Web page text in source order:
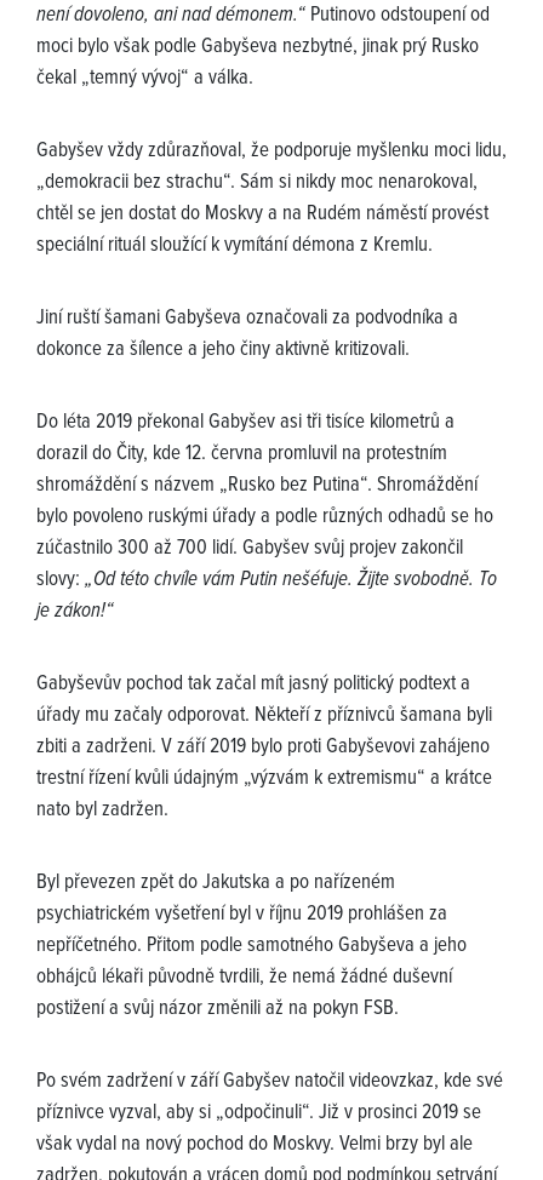
není dovoleno, ani nad démonem.“ Putinovo odstoupení od
moci bylo však podle Gabyševa nezbytné, jinak prý Rusko
čekal „temný vývoj“ a válka.
Gabyšev vždy zdůrazňoval, že podporuje myšlenku moci lidu,
„demokracii bez strachu“. Sám si nikdy moc nenarokoval,
chtěl se jen dostat do Moskvy a na Rudém náměstí provést
speciální rituál sloužící k vymítání démona z Kremlu.
Jiní ruští šamani Gabyševa označovali za podvodníka a
dokonce za šílence a jeho činy aktivně kritizovali.
Do léta 2019 překonal Gabyšev asi tři tisíce kilometrů a
dorazil do Čity, kde 12. června promluvil na protestním
shromáždění s názvem „Rusko bez Putina“. Shromáždění
bylo povoleno ruskými úřady a podle různých odhadů se ho
zúčastnilo 300 až 700 lidí. Gabyšev svůj projev zakončil
slovy: „Od této chvíle vám Putin nešéfuje. Žijte svobodně. To
je zákon!“
Gabyševův pochod tak začal mít jasný politický podtext a
úřady mu začaly odporovat. Někteří z příznivců šamana byli
zbiti a zadrženi. V září 2019 bylo proti Gabyševovi zahájeno
trestní řízení kvůli údajným „výzvám k extremismu“ a krátce
nato byl zadržen.
Byl převezen zpět do Jakutska a po nařízeném
psychiatrickém vyšetření byl v říjnu 2019 prohlášen za
nepříčetného. Přitom podle samotného Gabyševa a jeho
obhájců lékaři původně tvrdili, že nemá žádné duševní
postižení a svůj názor změnili až na pokyn FSB.
Po svém zadržení v září Gabyšev natočil videovzkaz, kde své
příznivce vyzval, aby si „odpočinuli“. Již v prosinci 2019 se
však vydal na nový pochod do Moskvy. Velmi brzy byl ale